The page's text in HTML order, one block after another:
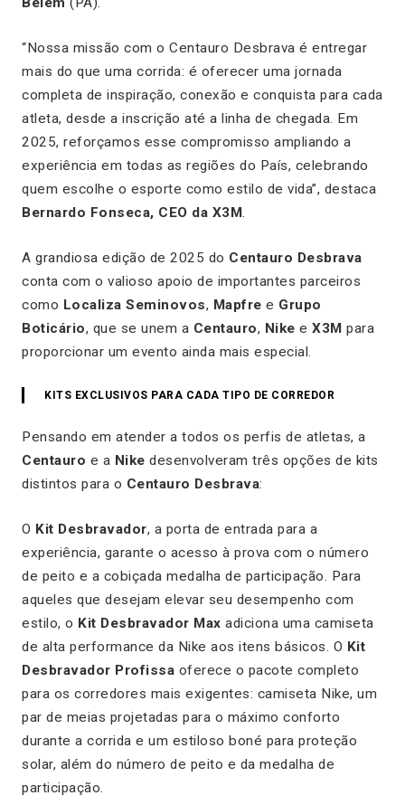
“Nossa missão com o Centauro Desbrava é entregar
mais do que uma corrida: é oferecer uma jornada
completa de inspiração, conexão e conquista para cada
atleta, desde a inscrição até a linha de chegada. Em
2025, reforçamos esse compromisso ampliando a
experiência em todas as regiões do País, celebrando
quem escolhe o esporte como estilo de vida”, destaca
Bernardo Fonseca, CEO da X3M.
A grandiosa edição de 2025 do Centauro Desbrava
conta com o valioso apoio de importantes parceiros
como Localiza Seminovos, Mapfre e Grupo
Boticário, que se unem a Centauro, Nike e X3M para
proporcionar um evento ainda mais especial.
KITS EXCLUSIVOS PARA CADA TIPO DE CORREDOR
Pensando em atender a todos os perfis de atletas, a
Centauro e a Nike desenvolveram três opções de kits
distintos para o Centauro Desbrava:
O Kit Desbravador, a porta de entrada para a
experiência, garante o acesso à prova com o número
de peito e a cobiçada medalha de participação. Para
aqueles que desejam elevar seu desempenho com
estilo, o Kit Desbravador Max adiciona uma camiseta
de alta performance da Nike aos itens básicos. O Kit
Desbravador Profissa oferece o pacote completo
para os corredores mais exigentes: camiseta Nike, um
par de meias projetadas para o máximo conforto
durante a corrida e um estiloso boné para proteção
solar, além do número de peito e da medalha de
participação.